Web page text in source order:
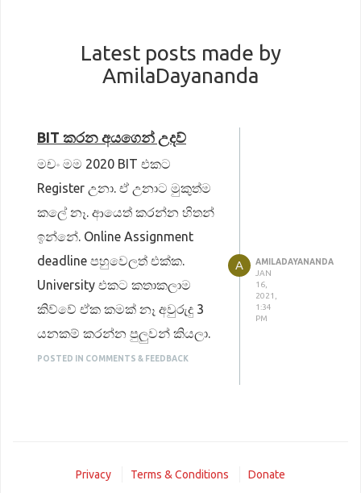
Latest posts made by
AmilaDayananda
BIT කරන අයගෙන් උදව්
මචං මම 2020 BIT එකට
Register උනා. ඒ උනාට මුකුත්ම
කලේ නෑ. ආයෙත් කරන්න හිතන්
ඉන්නේ. Online Assignment
deadline පහුවෙලත් එක්ක.
University එකට කතාකලාම
කිව්වේ ඒක කමක් නෑ අවුරුදු 3
යනකම් කරන්න පුලුවන් කියලා.
මම දැන් මොකද කරන්න ඔනි
POSTED IN COMMENTS & FEEDBACK
A
AMILADAYANANDA
JAN
16,
2021,
1:34
PM
Privacy Terms & Conditions Donate